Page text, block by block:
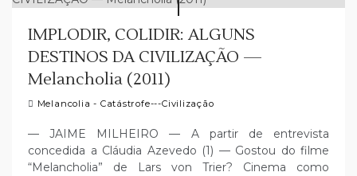
IMPLODIR, COLIDIR: ALGUNS
DESTINOS DA CIVILIZAÇÃO —
Melancholia (2011)
Melancolia - Catástrofe---Civilização
— JAIME MILHEIRO — A partir de entrevista
concedida a Cláudia Azevedo (1) — Gostou do filme
“Melancholia” de Lars von Trier? Cinema como